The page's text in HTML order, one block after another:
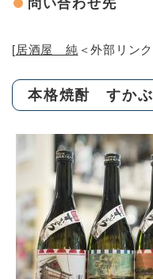
問い合わせ先
[居酒屋 純 ＜外部リンク
本格焼酎 すかぶ